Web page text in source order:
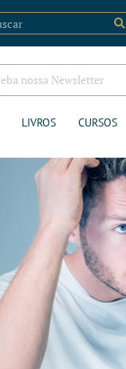
LIVROS CURSOS